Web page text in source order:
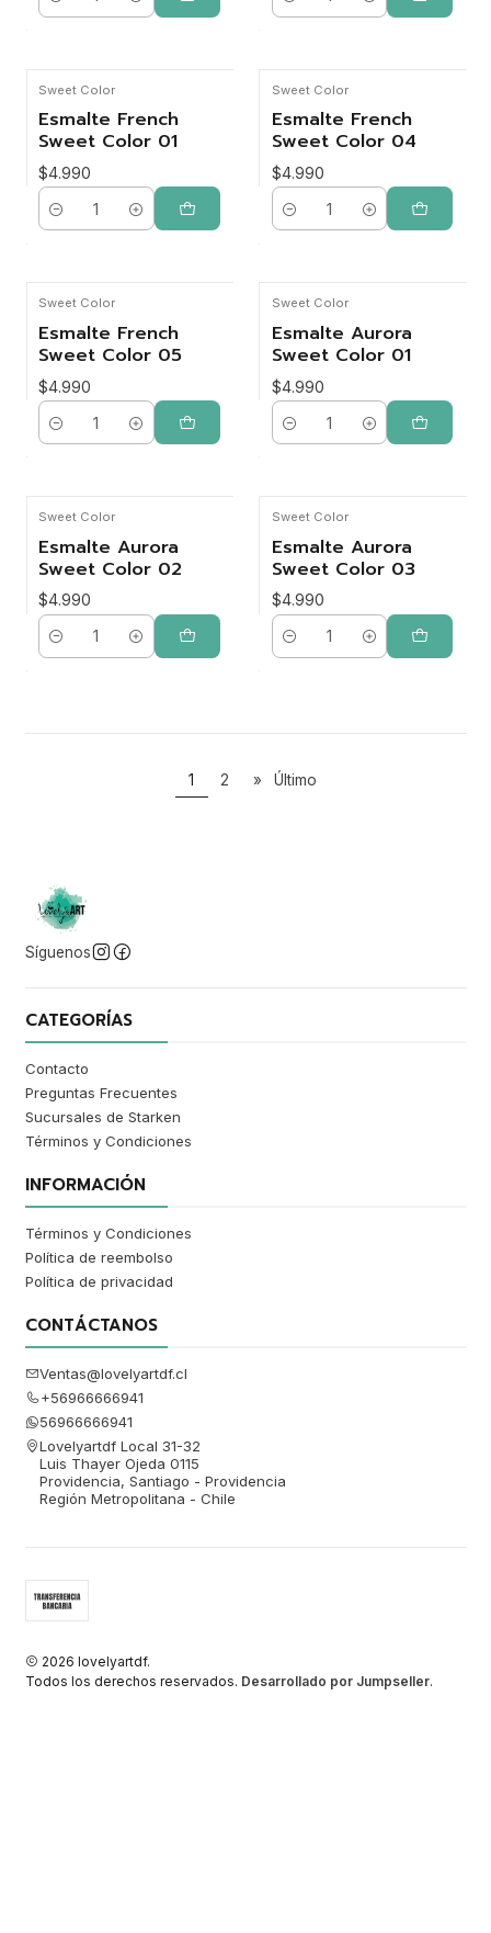
Cantidad Cantidad
Sweet Color
Esmalte French
Sweet Color 01
$4.990
Cantidad
Sweet Color
Esmalte French
Sweet Color 04
$4.990
Cantidad
Sweet Color
Esmalte French
Sweet Color 05
$4.990
Cantidad
Sweet Color
Esmalte Aurora
Sweet Color 01
$4.990
Cantidad
Sweet Color
Esmalte Aurora
Sweet Color 02
$4.990
Cantidad
Sweet Color
Esmalte Aurora
Sweet Color 03
$4.990
Cantidad
1 2 » Último
Síguenos
CATEGORÍAS
Contacto
Preguntas Frecuentes
Sucursales de Starken
Términos y Condiciones
INFORMACIÓN
Términos y Condiciones
Política de reembolso
Política de privacidad
CONTÁCTANOS
Ventas@lovelyartdf.cl
+56966666941
56966666941
Lovelyartdf Local 31-32
Luis Thayer Ojeda 0115
Providencia, Santiago - Providencia
Región Metropolitana - Chile
2026 lovelyartdf.
Todos los derechos reservados. Desarrollado por Jumpseller.